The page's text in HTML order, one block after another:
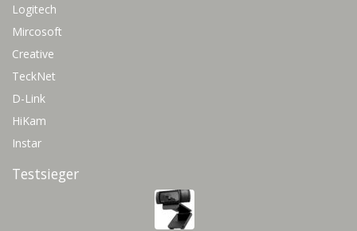
Logitech
Mircosoft
Creative
TeckNet
D-Link
HiKam
Instar
Testsieger